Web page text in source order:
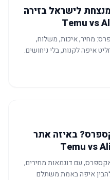
לישראל בזירה
מחיר, איכות, משלוח,
איפה לקנות, בלי ניחושים.
באיזה אתר
עם דוגמאות מחירים,
איפה באמת משתלם